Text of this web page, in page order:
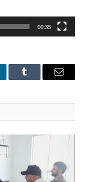
00:35
Tumblr
E-